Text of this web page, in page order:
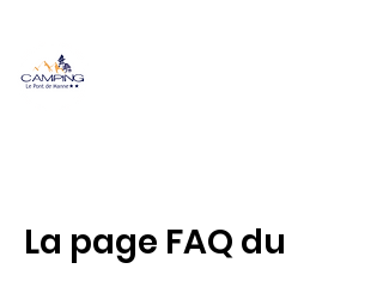
La page FAQ du